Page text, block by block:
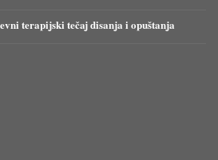
terapijski tečaj disanja i opuštanja